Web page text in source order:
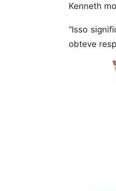
Kenneth
“Isso
obteve